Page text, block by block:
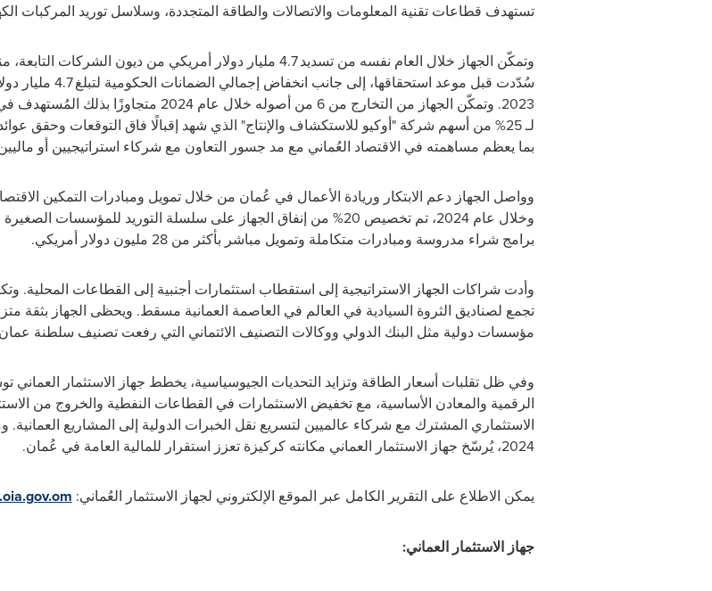
تستهدف قطاعات تقنية المعلومات والاتصالات والطاقة المتجددة، وسلاسل توريد المركبات
وتمكّن الجهاز خلال العام نفسه من تسديد 4.7 مليار دولار أمريكي من ديون الشركات التابعة، منها
سُدّدت قبل موعد استحقاقها، إلى جانب انخفاض إجمالي الضمانات الحكومية لتبلغ4.7 مليار
2023
لـ 25% من أسهم شركة "أوكيو للاستكشاف والإنتاج" الذي شهد إقبالًا فاق التوقعات وحقق عوائد مجزية.
بما يعظم مساهمته في الاقتصاد العُماني مع مد جسور التعاون مع شركاء استراتيجيين أو
وواصل الجهاز دعم الابتكار وريادة الأعمال في عُمان من خلال تمويل ومبادرات التمكين
وخلال عام 2024، تم تخصيص 20% من إنفاق الجهاز على سلسلة التوريد
برامج شراء مدروسة ومبادرات متكاملة وتمويل مباشر بأكثر من 28 مليون دولار أمريكي.
وأدت شراكات الجهاز الاستراتيجية إلى استقطاب استثمارات أجنبية إلى القطاعات المحلية.
تجمع لصناديق الثروة السيادية في العالم في العاصمة العمانية مسقط. ويحظى الجهاز بثقة
مؤسسات دولية مثل البنك الدولي ووكالات التصنيف الائتماني التي رفعت تصنيف سلطنة عمان
وفي ظل تقلبات أسعار الطاقة وتزايد التحديات الجيوسياسية، يخطط جهاز الاستثمار العماني
الرقمية والمعادن الأساسية، مع تخفيض الاستثمارات في القطاعات النفطية والخروج من
الاستثماري المشترك مع شركاء عالميين لتسريع نقل الخبرات الدولية إلى المشاريع العمانية.
2024، يُرسّخ جهاز الاستثمار العماني مكانته كركيزة تعزز استقرار للمالية العامة في عُمان.
يمكن الاطلاع على التقرير الكامل عبر الموقع الإلكتروني لجهاز الاستثمار العُماني:
جهاز الاستثمار العماني: